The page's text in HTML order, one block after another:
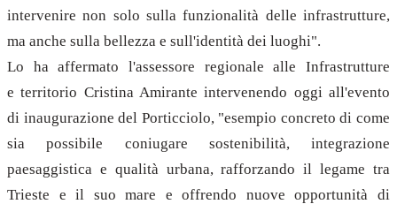
intervenire non solo sulla funzionalità delle infrastrutture,
ma anche sulla bellezza e sull'identità dei luoghi".
Lo ha affermato l'assessore regionale alle Infrastrutture
e territorio Cristina Amirante intervenendo oggi all'evento
di inaugurazione del Porticciolo, "esempio concreto di come
sia possibile coniugare sostenibilità, integrazione
paesaggistica e qualità urbana, rafforzando il legame tra
Trieste e il suo mare e offrendo nuove opportunità di